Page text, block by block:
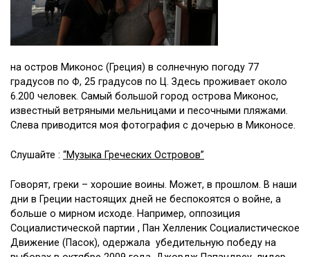
на остров Миконос (Греция) в солнечную погоду 77
градусов по Ф, 25 градусов по Ц. Здесь проживает около
6.200 человек. Самый большой город острова Миконос,
известный ветряными мельницами и песочными пляжами.
Слева приводится моя фотография с дочерью в Миконосе.
“Музыка Греческих Островов”
дни в Греции настоящих дней не беспокоятся о войне, а
больше о мирном исходе. Например, оппозиция
Социалистической партии , Пан Хелленик Социалистическое
Движение (Пасок), одержала убедительную победу на
выборах в октябре 2009 года. Джордж Папандреу, лидер